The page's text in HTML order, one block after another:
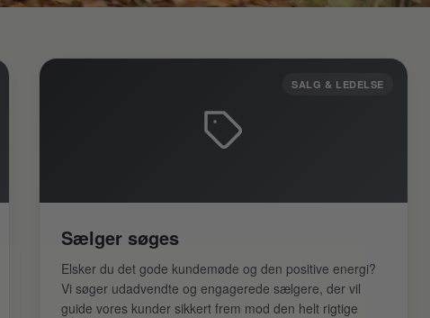
SALG & LEDELSE
Sælger søges
Elsker du det gode kundemøde og den positive energi?
Vi søger udadvendte og engagerede sælgere, der vil
guide vores kunder sikkert frem mod den helt rigtige